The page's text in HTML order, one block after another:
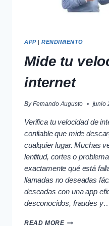
APP|RENDIMIENTO
Mide tu
internet
By Fernando Augusto junio
Verifica tu velocidad de
confiable que mide
cualquier lugar. Muchas
lentitud, cortes o
exactamente qué está
llamadas no deseadas
deseadas con una app
desconocidos, fraudes
READ MOREMIDE